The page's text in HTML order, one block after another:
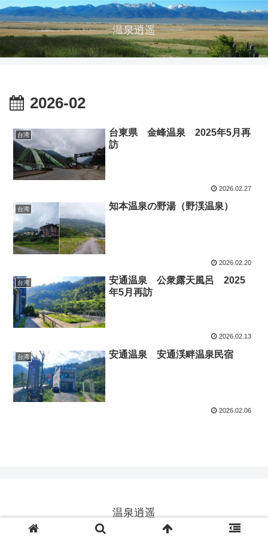
温泉逍遥
2026-02
台湾
台東県 金峰温泉 2025年5月再
訪
2026.02.27
台湾 知本温泉の野湯（野渓温泉）
2026.02.20
台湾
安通温泉 公衆露天風呂 2025
年5月再訪
2026.02.13
台湾 安通温泉 安通渓畔温泉民宿
2026.02.06
温泉逍遥
© 2025 温泉逍遥.